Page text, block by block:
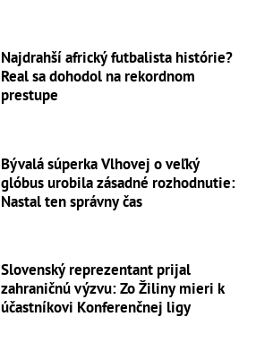
Najdrahší africký futbalista histórie?
Real sa dohodol na rekordnom
prestupe
Bývalá súperka Vlhovej o veľký
glóbus urobila zásadné rozhodnutie:
Nastal ten správny čas
Slovenský reprezentant prijal
zahraničnú výzvu: Zo Žiliny mieri k
účastníkovi Konferenčnej ligy